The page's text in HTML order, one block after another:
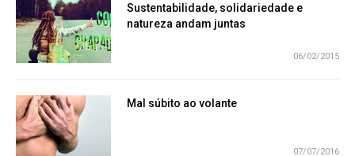
Sustentabilidade, solidariedade e
natureza andam juntas
06/02/2015
Mal súbito ao volante
07/07/2016